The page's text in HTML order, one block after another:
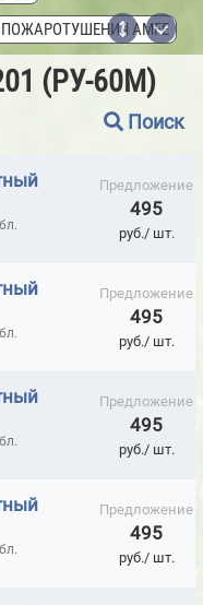
AMFE
СОСТОЯНИЯ
ELAPROOF
МОРОЗОСТОЙКИЕ
(РУ-60М)
Поиск
Предложение
495
руб./ шт.
Предложение
495
руб./ шт.
Предложение
495
руб./ шт.
Предложение
495
руб./ шт.